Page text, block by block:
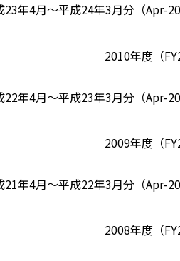
23年4月～平成24年3月分（Apr-
2010年度（
22年4月～平成23年3月分（Apr-
2009年度（
21年4月～平成22年3月分（Apr-
2008年度（